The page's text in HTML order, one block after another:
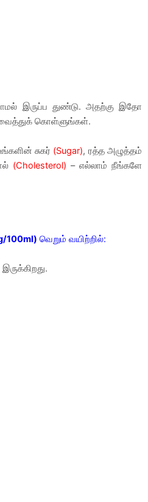
இருப்ப துண்டு. அதற்கு இதோ
கொள்ளுங்கள்.
சுகர் (Sugar), ரத்த அழுத்தம்
(Cholesterol) – எல்லாம் நீங்களே
100ml) வெறும் வயிற்றில்: